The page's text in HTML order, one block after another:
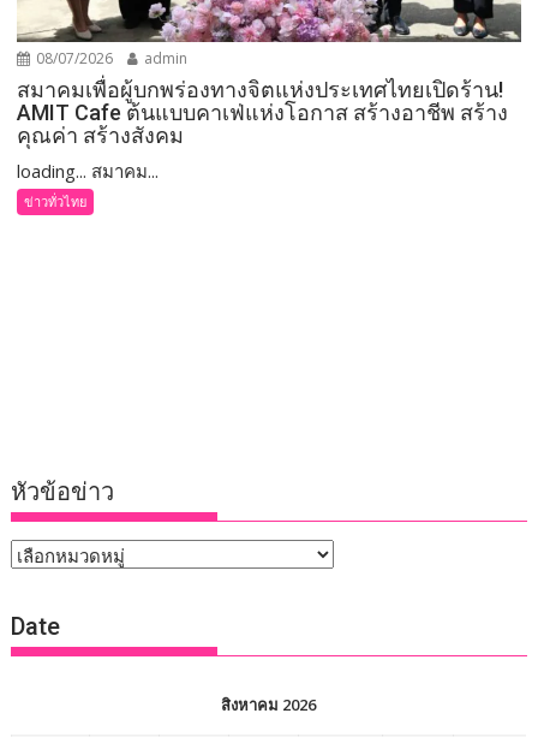
08/07/2026 admin
สมาคมเพื่อผู้บกพร่องทางจิตแห่งประเทศไทยเปิดร้าน!
AMIT Cafe ต้นแบบคาเฟ่แห่งโอกาส สร้างอาชีพ สร้าง
คุณค่า สร้างสังคม
loading... สมาคม...
ข่าวทั่วไทย
หัวข้อข่าว
หัวข้อ
Date
สิงหาคม 2026